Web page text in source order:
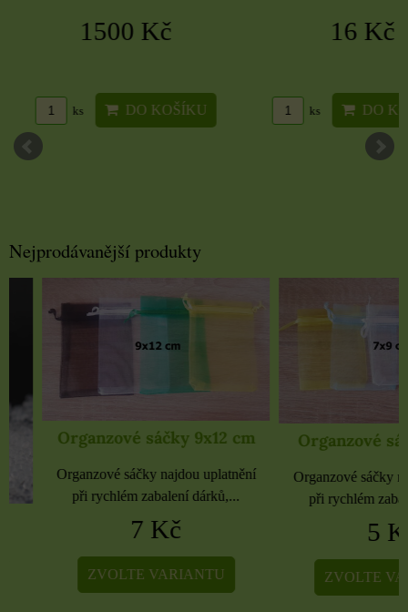
1500 Kč
ks DO KOŠÍKU
16 Kč
ks DO
Nejprodávanější produkty
Organzové sáčky 9x12 cm
Organzové sáčky najdou uplatnění
při rychlém zabalení dárků,...
7 Kč
ZVOLTE VARIANTU
Organzové sáčky
Organzové sáčky
při rychlém zabalení
5 Kč
ZVOLTE